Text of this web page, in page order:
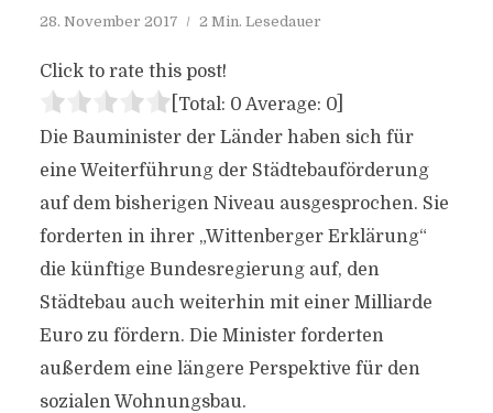
28. November 2017 2 Min. Lesedauer
Click to rate this post!
[Total: 0 Average: 0]
Die Bauminister der Länder haben sich für
eine Weiterführung der Städtebauförderung
auf dem bisherigen Niveau ausgesprochen. Sie
forderten in ihrer „Wittenberger Erklärung“
die künftige Bundesregierung auf, den
Städtebau auch weiterhin mit einer Milliarde
Euro zu fördern. Die Minister forderten
außerdem eine längere Perspektive für den
sozialen Wohnungsbau.